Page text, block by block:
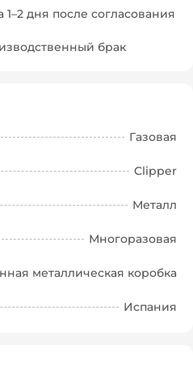
дня после согласования
брак
Газовая
Clipper
Металл
Многоразовая
металлическая коробка
Испания